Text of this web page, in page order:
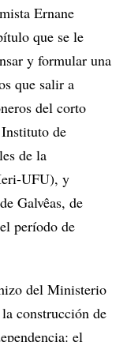
Ernane
que se le
y formular una
que salir a
del corto
de
de la
UFU), y
Galvêas, de
período de
del Ministerio
construcción de
el